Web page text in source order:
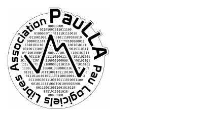
contenu.
Aller
à
la
navigation